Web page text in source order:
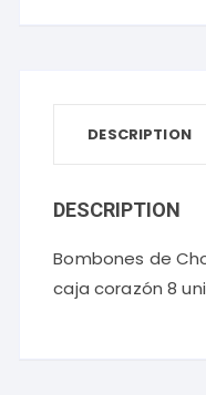
quantity
DESCRIPTION
DESCRIPTION
Bombones de
caja corazón 8